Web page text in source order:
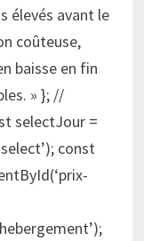
élevés avant le
coûteuse,
baisse en fin
» }; //
selectJour =
const